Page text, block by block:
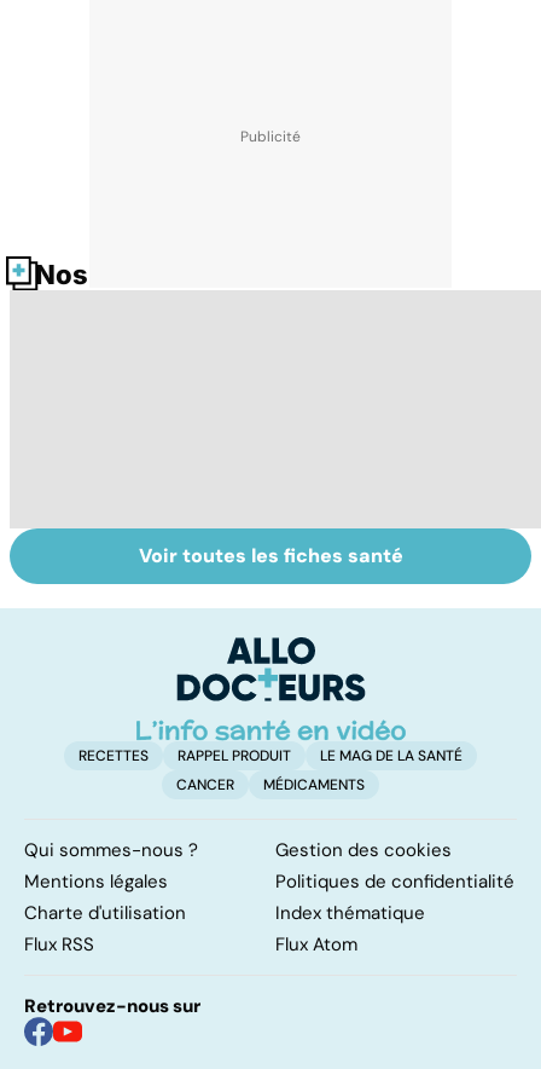
Nos fiches santé
HPV : tout savoir
sur les
Faire du sport à
domicile, c'est
Voir toutes les fiches santé
RECETTES RAPPEL PRODUIT
LE MAG DE LA SANTÉ
CANCER
MÉDICAMENTS
Qui sommes-nous ?
Gestion des cookies
Mentions légales
Politiques de confidentialité
Charte d'utilisation
Index thématique
Flux RSS
Flux Atom
Retrouvez-nous sur